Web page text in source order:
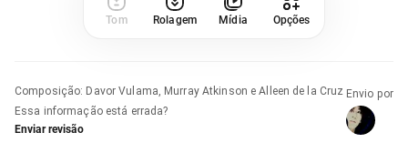
Tom Rolagem Mídia Opções
Composição: Davor Vulama, Murray Atkinson e Alleen de la Cruz
Essa informação está errada?
Enviar revisão
Envio por